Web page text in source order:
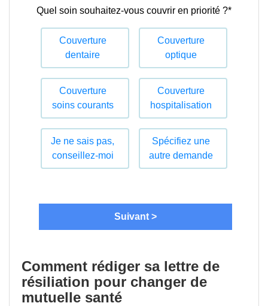
Comment rédiger sa lettre de
résiliation pour changer de
mutuelle santé